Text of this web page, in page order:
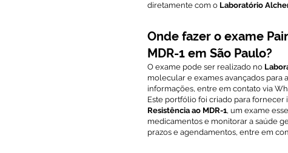
diretamente com o Laboratório
Onde fazer o exame
MDR-1 em São Paulo?
O exame pode ser realizado no
molecular e exames avançados para
informações, entre em contato via
Este portfólio foi criado para
Resistência ao MDR-1, um exame
medicamentos e monitorar a saúde
prazos e agendamentos, entre em